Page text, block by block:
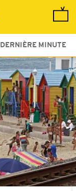
DERNIÈRE MINUTE